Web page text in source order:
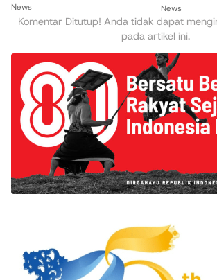
News News
Komentar Ditutup! Anda tidak dapat
pada artikel ini.